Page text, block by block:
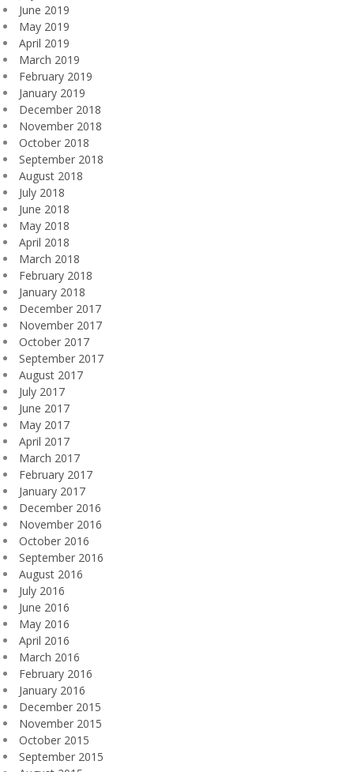
June 2019
May 2019
April 2019
March 2019
February 2019
January 2019
December 2018
November 2018
October 2018
September 2018
August 2018
July 2018
June 2018
May 2018
April 2018
March 2018
February 2018
January 2018
December 2017
November 2017
October 2017
September 2017
August 2017
July 2017
June 2017
May 2017
April 2017
March 2017
February 2017
January 2017
December 2016
November 2016
October 2016
September 2016
August 2016
July 2016
June 2016
May 2016
April 2016
March 2016
February 2016
January 2016
December 2015
November 2015
October 2015
September 2015